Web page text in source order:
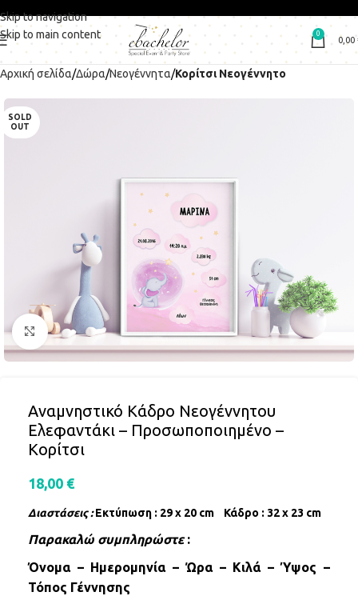
Skip to navigation
Skip to main content
0
0,00
Αρχική σελίδα Δώρα Νεογέννητα Κορίτσι Νεογέννητο
SOLD
OUT
Click to enlarge
Αναμνηστικό Κάδρο Νεογέννητου
Ελεφαντάκι – Προσωποποιημένο –
Κορίτσι
18,00 €
Διαστάσεις :Εκτύπωση : 29 x 20 cm Κάδρο : 32 x 23 cm
Παρακαλώ συμπληρώστε:
Όνομα – Ημερομηνία – Ώρα – Κιλά – Ύψος –
Τόπος Γέννησης